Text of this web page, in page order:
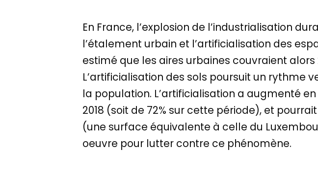
En France, l’explosion de l’industrialisation
l’étalement urbain et l’artificialisation des
estimé que les aires urbaines couvraient alors
L’artificialisation des sols poursuit un rythme
la population. L’artificialisation a augmenté
2018 (soit de 72% sur cette période), et
(une surface équivalente à celle du
oeuvre pour lutter contre ce phénomène.